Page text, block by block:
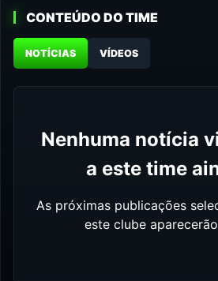
CONTEÚDO DO TIME
NOTÍCIAS VÍDEOS
Nenhuma notícia
a este time
As próximas publicações
este clube